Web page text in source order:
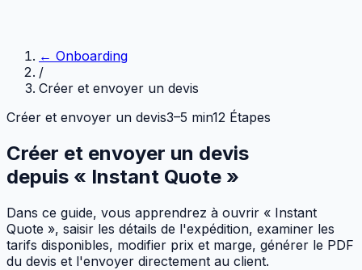
← Onboarding
/
Créer et envoyer un devis
Créer et envoyer un devis3–5 min12 Étapes
Créer et envoyer un devis
depuis « Instant Quote »
Dans ce guide, vous apprendrez à ouvrir « Instant
Quote », saisir les détails de l'expédition, examiner les
tarifs disponibles, modifier prix et marge, générer le PDF
du devis et l'envoyer directement au client.